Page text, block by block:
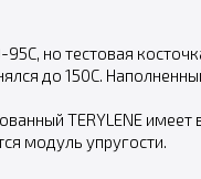
но тестовая
до 150С.
TERYLENE
модуль упругости.